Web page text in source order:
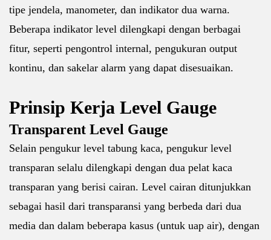
tipe jendela, manometer, dan indikator dua warna.
Beberapa indikator level dilengkapi dengan berbagai
fitur, seperti pengontrol internal, pengukuran output
kontinu, dan sakelar alarm yang dapat disesuaikan.
Prinsip Kerja Level Gauge
Transparent Level Gauge
Selain pengukur level tabung kaca, pengukur level
transparan selalu dilengkapi dengan dua pelat kaca
transparan yang berisi cairan. Level cairan ditunjukkan
sebagai hasil dari transparansi yang berbeda dari dua
media dan dalam beberapa kasus (untuk uap air), dengan